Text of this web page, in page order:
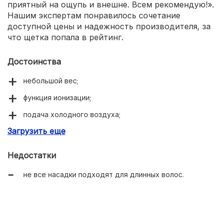
приятный на ощупь и внешне. Всем рекомендую!».
Нашим экспертам понравилось сочетание
доступной цены и надежность производителя, за
что щетка попала в рейтинг.
Достоинства
небольшой вес;
функция ионизации;
подача холодного воздуха;
бережное отношение к волосам.
Загрузить еще
Недостатки
не все насадки подходят для длинных волос.